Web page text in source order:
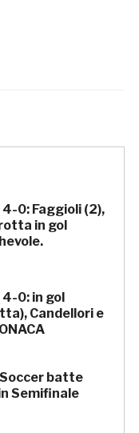
0: Faggioli (2),
in gol
0: in gol
Candellori e
Soccer batte
Semifinale